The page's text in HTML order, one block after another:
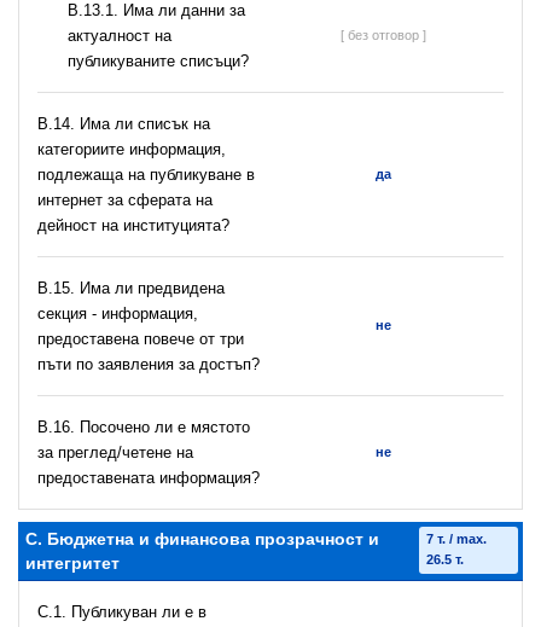
В.13.1. Има ли данни за
актуалност на
публикуваните списъци?
[ без отговор ]
В.14. Има ли списък на
категориите информация,
подлежаща на публикуване в
интернет за сферата на
дейност на институцията?
да
В.15. Има ли предвидена
секция - информация,
предоставена повече от три
пъти по заявления за достъп?
не
В.16. Посочено ли е мястото
за преглед/четене на
предоставената информация?
не
C. Бюджетна и финансова прозрачност и
интегритет
7 т. / max.
26.5 т.
C.1. Публикуван ли е в